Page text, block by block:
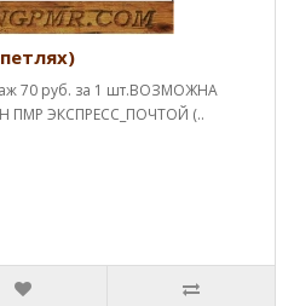
70 руб. за 1 шт.ВОЗМОЖНА
ЭКСПРЕСС_ПОЧТОЙ (..